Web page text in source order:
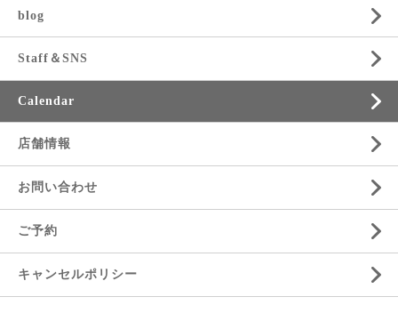
blog
Staff＆SNS
Calendar
店舗情報
お問い合わせ
ご予約
キャンセルポリシー